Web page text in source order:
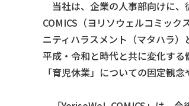
当社は、企業の人事部向けに、
COMICS（ヨリソウェルコミッ
ニティハラスメント（マタハラ
平成・令和と時代と共に変化す
「育児休業」についての固定観